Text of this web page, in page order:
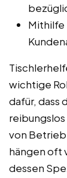
Mithilfe
wichtige
dafür, dass
von
hängen oft
dessen